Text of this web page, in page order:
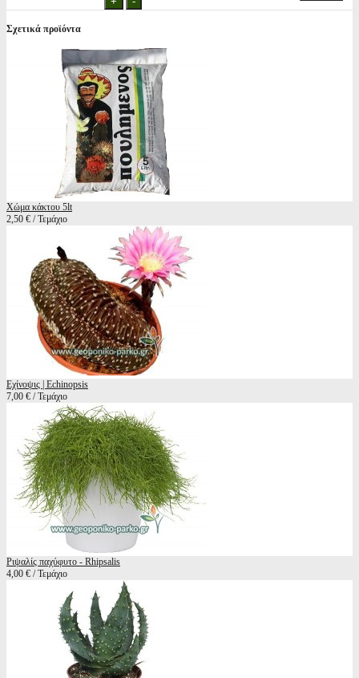
Σχετικά προϊόντα
Χώμα κάκτου 5lt
2,50 € / Τεμάχιο
Εχίνοψις | Echinopsis
7,00 € / Τεμάχιο
Ριψαλίς παχύφυτο - Rhipsalis
4,00 € / Τεμάχιο